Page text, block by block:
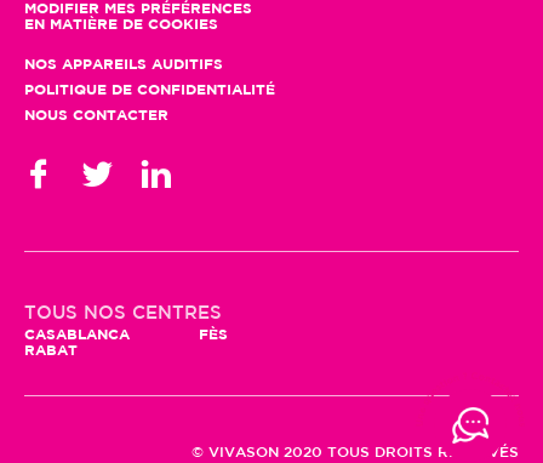
MODIFIER MES PRÉFÉRENCES
EN MATIÈRE DE COOKIES
NOS APPAREILS AUDITIFS
POLITIQUE DE CONFIDENTIALITÉ
NOUS CONTACTER
TOUS NOS CENTRES
CASABLANCA
FÈS
RABAT
© VIVASON 2020 TOUS DROITS RÉSERVÉS